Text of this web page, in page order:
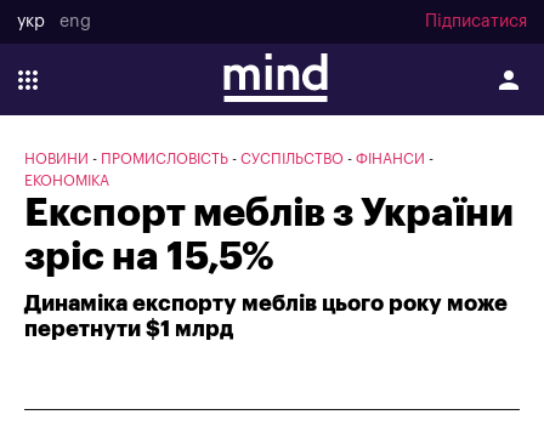
укр eng Підписатися
НОВИНИ ПРОМИСЛОВІСТЬ СУСПІЛЬСТВО
ФІНАНСИ
ЕКОНОМІКА
Експорт меблів з України
зріс на 15,5%
Динаміка експорту меблів цього року може
перетнути $1 млрд